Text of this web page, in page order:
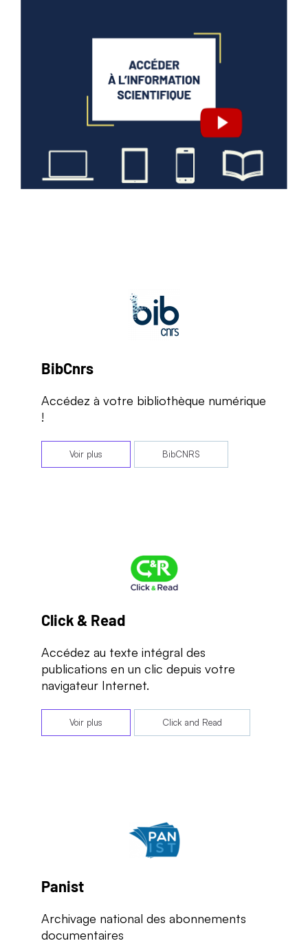
BibCnrs
Accédez à votre bibliothèque numérique
!
Voir plus BibCNRS
Click & Read
Accédez au texte intégral des
publications en un clic depuis votre
navigateur Internet.
Voir plus Click and Read
Panist
Archivage national des abonnements
documentaires